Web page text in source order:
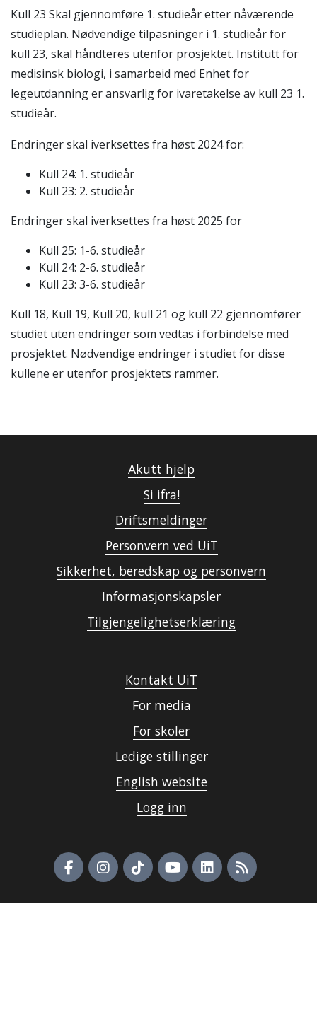
Kull 23 Skal gjennomføre 1. studieår etter nåværende
studieplan. Nødvendige tilpasninger i 1. studieår for
kull 23, skal håndteres utenfor prosjektet. Institutt for
medisinsk biologi, i samarbeid med Enhet for
legeutdanning er ansvarlig for ivaretakelse av kull 23 1.
studieår.
Endringer skal iverksettes fra høst 2024 for:
Kull 24: 1. studieår
Kull 23: 2. studieår
Endringer skal iverksettes fra høst 2025 for
Kull 25: 1-6. studieår
Kull 24: 2-6. studieår
Kull 23: 3-6. studieår
Kull 18, Kull 19, Kull 20, kull 21 og kull 22 gjennomfører
studiet uten endringer som vedtas i forbindelse med
prosjektet. Nødvendige endringer i studiet for disse
kullene er utenfor prosjektets rammer.
Akutt hjelp
Si ifra!
Driftsmeldinger
Personvern ved UiT
Sikkerhet, beredskap og personvern
Informasjonskapsler
Tilgjengelighetserklæring
Kontakt UiT
For media
For skoler
Ledige stillinger
English website
Logg inn